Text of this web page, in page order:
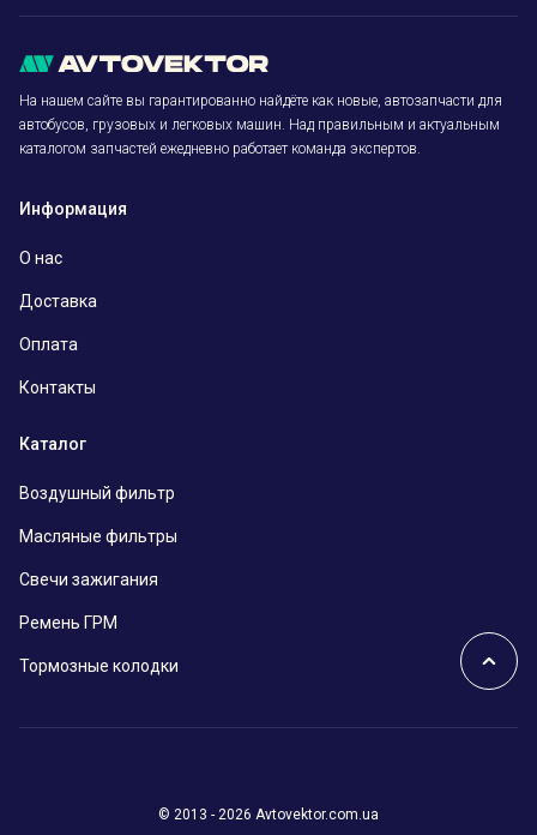
На нашем сайте вы гарантированно найдёте как новые, автозапчасти для
автобусов, грузовых и легковых машин. Над правильным и актуальным
каталогом запчастей ежедневно работает команда экспертов.
Информация
О нас
Доставка
Оплата
Контакты
Каталог
Воздушный фильтр
Масляные фильтры
Свечи зажигания
Ремень ГРМ
Тормозные колодки
© 2013 - 2026 Avtovektor.com.ua